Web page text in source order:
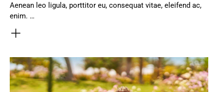
Aenean leo ligula, porttitor eu, consequat vitae, eleifend ac,
enim. …